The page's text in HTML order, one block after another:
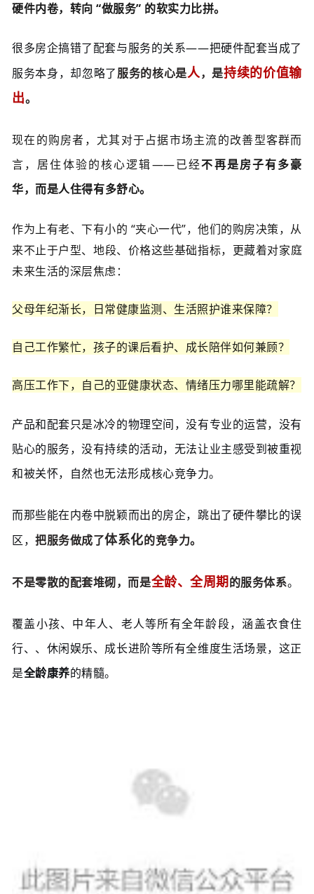
硬件内卷，转向 “做服务” 的软实力比拼。
很多房企搞错了配套与服务的关系——把硬件配套当成了
服务本身，却忽略了服务的核心是人，是持续的价值输
出。
现在的购房者，尤其对于占据市场主流的改善型客群而
言，居住体验的核心逻辑——已经不再是房子有多豪
华，而是人住得有多舒心。
作为上有老、下有小的 “夹心一代”，他们的购房决策，从
来不止于户型、地段、价格这些基础指标，更藏着对家庭
未来生活的深层焦虑：
父母年纪渐长，日常健康监测、生活照护谁来保障？
自己工作繁忙，孩子的课后看护、成长陪伴如何兼顾？
高压工作下，自己的亚健康状态、情绪压力哪里能疏解？
产品和配套只是冰冷的物理空间，没有专业的运营，没有
贴心的服务，没有持续的活动，无法让业主感受到被重视
和被关怀，自然也无法形成核心竞争力。
而那些能在内卷中脱颖而出的房企，跳出了硬件攀比的误
区，把服务做成了体系化的竞争力。
不是零散的配套堆砌，而是全龄、全周期的服务体系。
覆盖小孩、中年人、老人等所有全年龄段，涵盖衣食住
行、、休闲娱乐、成长进阶等所有全维度生活场景，这正
是全龄康养的精髓。